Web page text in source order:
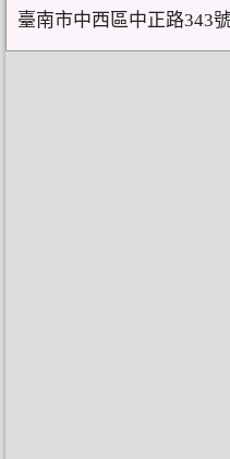
臺南市中西區中正路343